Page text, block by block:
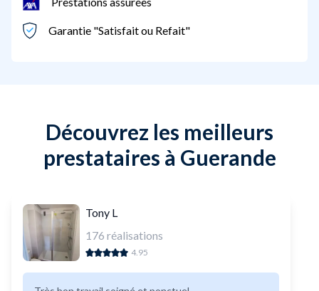
Garantie "Satisfait ou Refait"
Découvrez les meilleurs
prestataires à Guerande
Tony L
176 réalisations
4.95